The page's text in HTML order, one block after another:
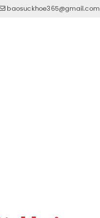
baosuckhoe365@gmail.com